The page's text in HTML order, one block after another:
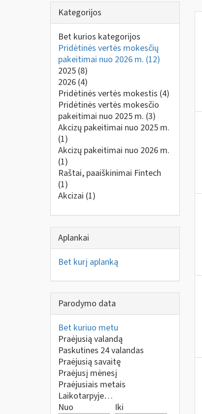
Kategorijos
Bet kurios kategorijos
Pridėtinės vertės mokesčių
pakeitimai nuo 2026 m. (12)
2025 (8)
2026 (4)
Pridėtinės vertės mokestis (4)
Pridėtinės vertės mokesčio
pakeitimai nuo 2025 m. (3)
Akcizų pakeitimai nuo 2025 m.
(1)
Akcizų pakeitimai nuo 2026 m.
(1)
Raštai, paaiškinimai Fintech
(1)
Akcizai (1)
Aplankai
Bet kurį aplanką
Parodymo data
Bet kuriuo metu
Praėjusią valandą
Paskutines 24 valandas
Praėjusią savaitę
Praėjusį mėnesį
Praėjusiais metais
Laikotarpyje…
Nuo
Iki